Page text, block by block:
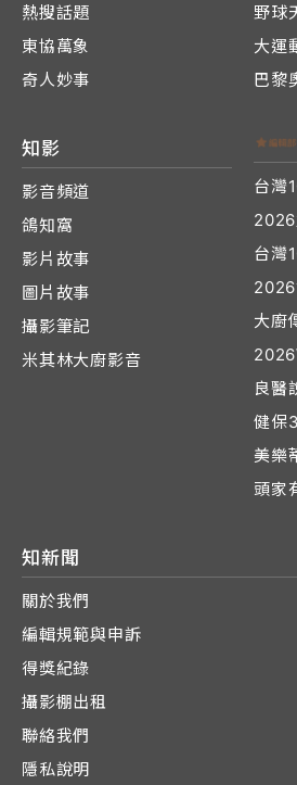
熱搜話題
東協萬象
奇人妙事
野球
大運
巴黎
知影
影音頻道
鴿知窩
影片故事
圖片故事
攝影筆記
米其林大廚影音
台灣
台灣
大廚
良醫
健保
美樂
頭家
知新聞
關於我們
編輯規範與申訴
得獎紀錄
攝影棚出租
聯絡我們
隱私說明